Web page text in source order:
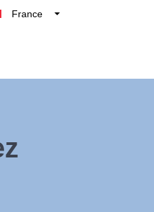
France
Nederland